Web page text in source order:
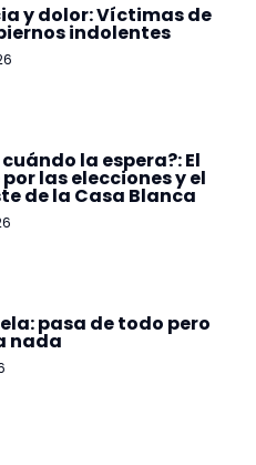
y dolor: Víctimas de
indolentes
la espera?: El
las elecciones y el
de la Casa Blanca
pasa de todo pero
nada